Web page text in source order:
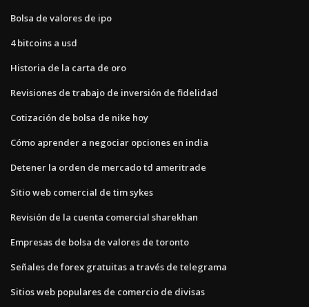
Bolsa de valores de ipo
4 bitcoins a usd
Historia de la carta de oro
Revisiones de trabajo de inversión de fidelidad
Cotización de bolsa de nike hoy
Cómo aprender a negociar opciones en india
Detener la orden de mercado td ameritrade
Sitio web comercial de tim sykes
Revisión de la cuenta comercial sharekhan
Empresas de bolsa de valores de toronto
Señales de forex gratuitas a través de telegrama
Sitios web populares de comercio de divisas